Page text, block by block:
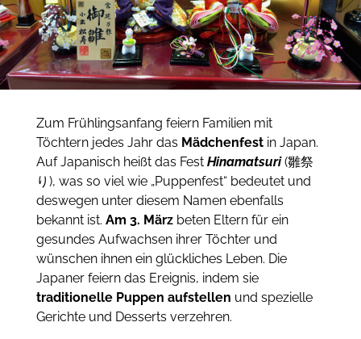
Zum Frühlingsanfang feiern Familien mit
Töchtern jedes Jahr das Mädchenfestin Japan.
Auf Japanisch heißt das Fest Hinamatsuri(雛祭
り), was so viel wie „Puppenfest“ bedeutet und
deswegen unter diesem Namen ebenfalls
bekannt ist. Am 3. Märzbeten Eltern für ein
gesundes Aufwachsen ihrer Töchter und
wünschen ihnen ein glückliches Leben. Die
Japaner feiern das Ereignis, indem sie
traditionelle Puppen aufstellen und spezielle
Gerichte und Desserts verzehren.